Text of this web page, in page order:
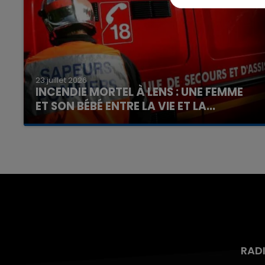
23 juillet 2026
INCENDIE MORTEL À LENS : UNE FEMME
ET SON BÉBÉ ENTRE LA VIE ET LA...
Un homme s'est immolé par le feu après avoir